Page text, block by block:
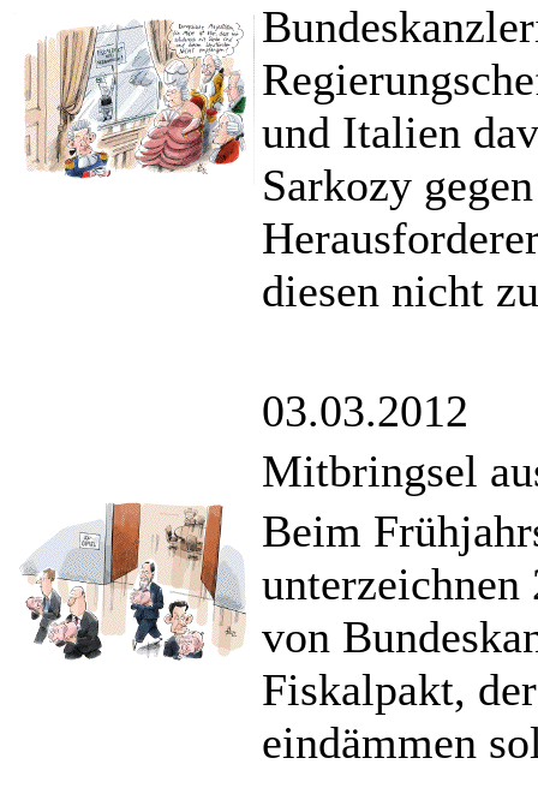
und Italien
Sarkozy
diesen nicht
03.03.2012
Mitbringsel
Beim
von
Fiskalpakt,
eindämmen